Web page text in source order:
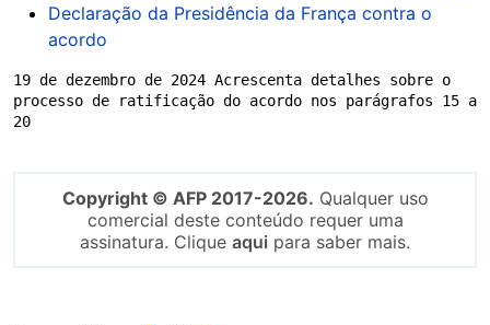
Declaração da Presidência da França contra o
acordo
19 de dezembro de 2024 Acrescenta detalhes sobre o
processo de ratificação do acordo nos parágrafos 15 a
20
Copyright © AFP 2017-2026. Qualquer uso
comercial deste conteúdo requer uma
assinatura. Clique aqui para saber mais.